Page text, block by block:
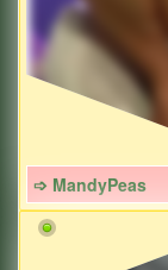
➩ MandyPeas